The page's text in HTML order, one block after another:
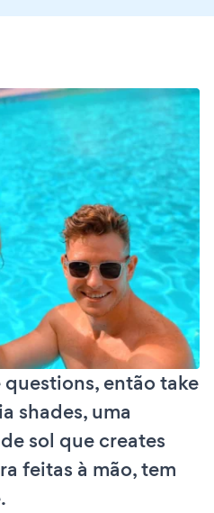
então take
shades, uma
sol que creates
feitas à mão, tem